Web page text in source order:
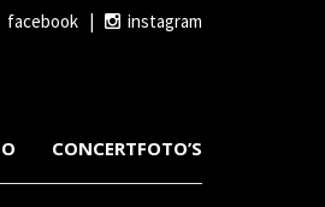
facebook | instagram
CONCERTFOTO’S